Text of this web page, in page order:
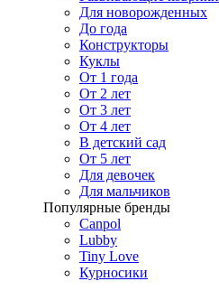
Для новорожденных
До года
Конструкторы
Куклы
От 1 года
От 2 лет
От 3 лет
От 4 лет
В детский сад
От 5 лет
Для девочек
Для мальчиков
Популярные бренды
Canpol
Lubby
Tiny Love
Курносики